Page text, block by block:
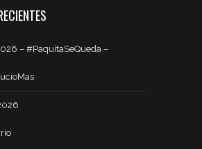
– #PaquitaSeQueda –